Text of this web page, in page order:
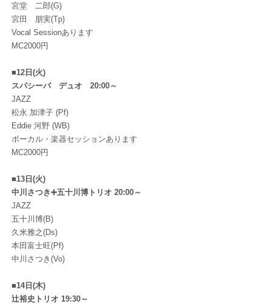
宮堂 二郎(G)
宮田 朋実(Tp)
Vocal Sessionあります
MC2000円
■12日(火)
スパシーバ デュオ 20:00～
JAZZ
松永 加津子 (Pf)
Eddie 河野 (WB)
ボーカル・楽器セッションあります
MC2000円
■13日(火)
中川さつき➕五十川博トリオ 20:00～
JAZZ
五十川博(B)
久米雅之(Ds)
本田富士旺(Pf)
中川さつき(Vo)
■14日(木)
辻裕史トリオ 19:30～